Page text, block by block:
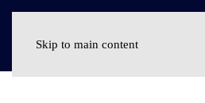
Skip to main content